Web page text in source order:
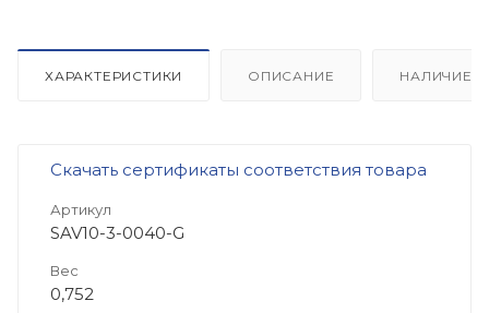
ХАРАКТЕРИСТИКИ ОПИСАНИЕ НАЛИЧИЕ
Скачать сертификаты соответствия товара
Артикул
SAV10-3-0040-G
Вес
0,752